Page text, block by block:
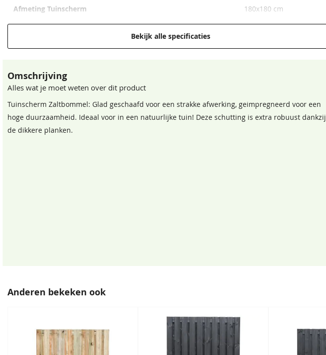
Afmeting Tuinscherm 180x180 cm
Bekijk alle specificaties
Omschrijving
Alles wat je moet weten over dit product
Tuinscherm Zaltbommel: Glad geschaafd voor een strakke afwerking, geimpregneerd voor een
hoge duurzaamheid. Ideaal voor in een natuurlijke tuin! Deze schutting is extra robuust dankzij
de dikkere planken.
Anderen bekeken ook